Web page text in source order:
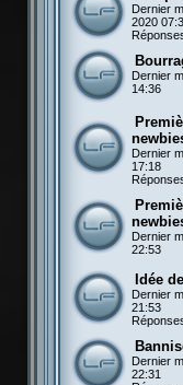
Dernier
2020
Dernier
14:36
Dernier
17:18
Dernier
22:53
Idée
Dernier
21:53
Dernier
22:31